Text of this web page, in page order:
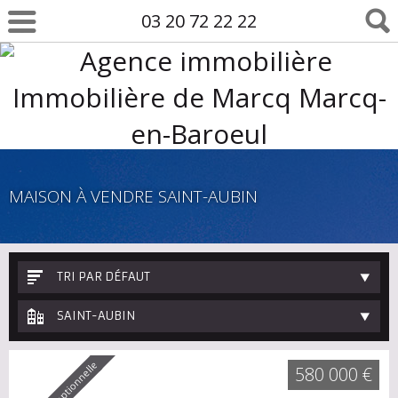
03 20 72 22 22
MAISON À VENDRE SAINT-AUBIN
TRI PAR DÉFAUT
SAINT-AUBIN
580 000 €